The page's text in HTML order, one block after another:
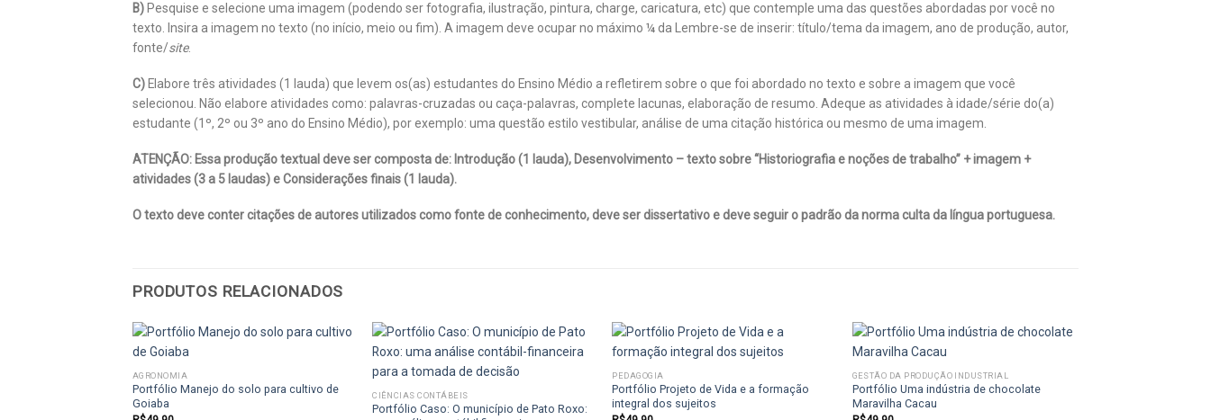
B) Pesquise e selecione uma imagem (podendo ser fotografia, ilustração, pintura, charge, caricatura, etc) que contemple uma das questões abordadas por você no
texto. Insira a imagem no texto (no início, meio ou fim). A imagem deve ocupar no máximo ¼ da Lembre-se de inserir: título/tema da imagem, ano de produção, autor,
fonte/site.
C) Elabore três atividades (1 lauda) que levem os(as) estudantes do Ensino Médio a refletirem sobre o que foi abordado no texto e sobre a imagem que você
selecionou. Não elabore atividades como: palavras-cruzadas ou caça-palavras, complete lacunas, elaboração de resumo. Adeque as atividades à idade/série do(a)
estudante (1º, 2º ou 3º ano do Ensino Médio), por exemplo: uma questão estilo vestibular, análise de uma citação histórica ou mesmo de uma imagem.
ATENÇÃO: Essa produção textual deve ser composta de: Introdução (1 lauda), Desenvolvimento – texto sobre “Historiografia e noções de trabalho” + imagem +
atividades (3 a 5 laudas) e Considerações finais (1 lauda).
O texto deve conter citações de autores utilizados como fonte de conhecimento, deve ser dissertativo e deve seguir o padrão da norma culta da língua portuguesa.
PRODUTOS RELACIONADOS
AGRONOMIA
Portfólio Manejo do solo para cultivo de
Goiaba
wishlist
CIÊNCIAS CONTÁBEIS
Portfólio Caso: O município de Pato Roxo:
Add to
PEDAGOGIA
Portfólio Projeto de Vida e a formação
integral dos sujeitos
GESTÃO DA PRODUÇÃO INDUSTRIAL
Portfólio Uma indústria de chocolate
Maravilha Cacau